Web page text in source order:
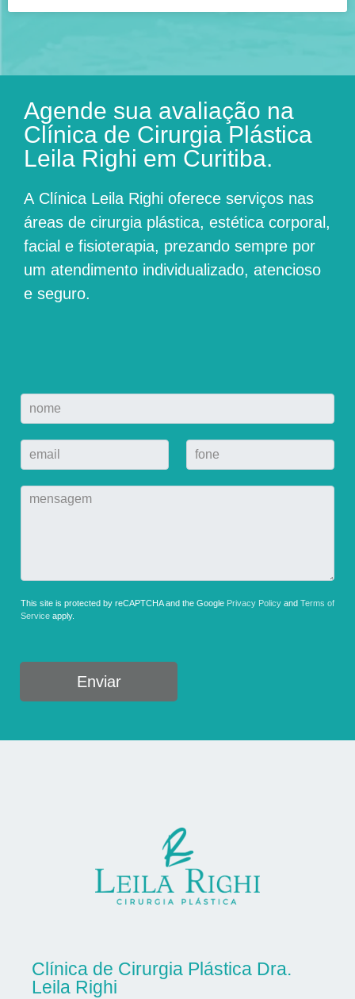
Agende sua avaliação na
Clínica de Cirurgia Plástica
Leila Righi em Curitiba.
A Clínica Leila Righi oferece serviços nas
áreas de cirurgia plástica, estética corporal,
facial e fisioterapia, prezando sempre por
um atendimento individualizado, atencioso
e seguro.
This site is protected by reCAPTCHA and the Google Privacy Policy and Terms of
Service apply.
Enviar
Clínica de Cirurgia Plástica Dra.
Leila Righi